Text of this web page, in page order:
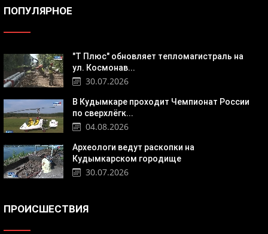
ПОПУЛЯРНОЕ
"Т Плюс" обновляет тепломагистраль на
ул. Космонав...
30.07.2026
В Кудымкаре проходит Чемпионат России
по сверхлёгк...
04.08.2026
Археологи ведут раскопки на
Кудымкарском городище
30.07.2026
ПРОИСШЕСТВИЯ